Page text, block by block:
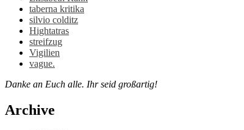
taberna kritika
silvio colditz
Hightatras
streifzug
Vigilien
vague.
Danke an Euch alle. Ihr seid großartig!
Archive